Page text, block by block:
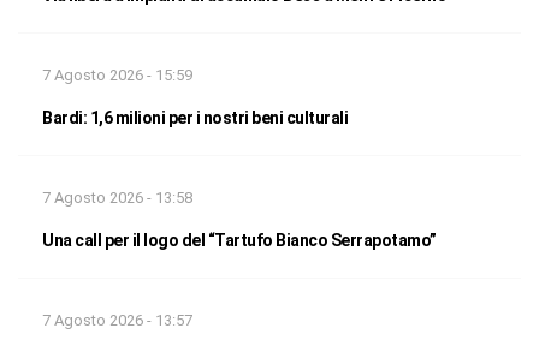
7 Agosto 2026 - 15:59
Bardi: 1,6 milioni per i nostri beni culturali
7 Agosto 2026 - 13:58
Una call per il logo del “Tartufo Bianco Serrapotamo”
7 Agosto 2026 - 13:57